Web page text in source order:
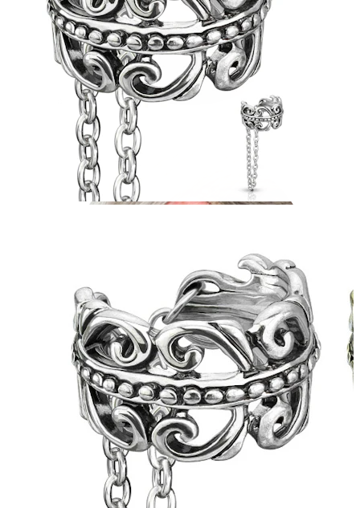
Daith
Industrial